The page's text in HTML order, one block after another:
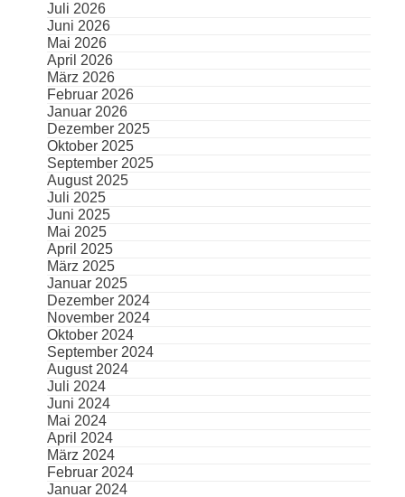
Juli 2026
Juni 2026
Mai 2026
April 2026
März 2026
Februar 2026
Januar 2026
Dezember 2025
Oktober 2025
September 2025
August 2025
Juli 2025
Juni 2025
Mai 2025
April 2025
März 2025
Januar 2025
Dezember 2024
November 2024
Oktober 2024
September 2024
August 2024
Juli 2024
Juni 2024
Mai 2024
April 2024
März 2024
Februar 2024
Januar 2024